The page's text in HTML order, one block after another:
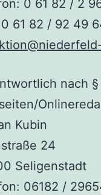
0 61 82 / 2
61 82 / 92 49
nach
Kubin
24
Seligenstadt
06182 /